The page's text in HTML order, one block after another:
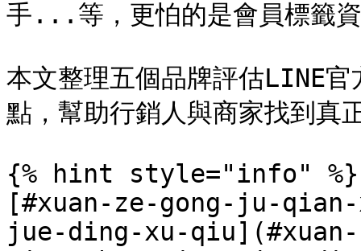
手...等，更怕的是會員標籤
本文整理五個品牌評估LINE
點，幫助行銷人與商家找到真
{% hint style="info" %}
[#xuan-ze-gong-ju-
jue-ding-xu-